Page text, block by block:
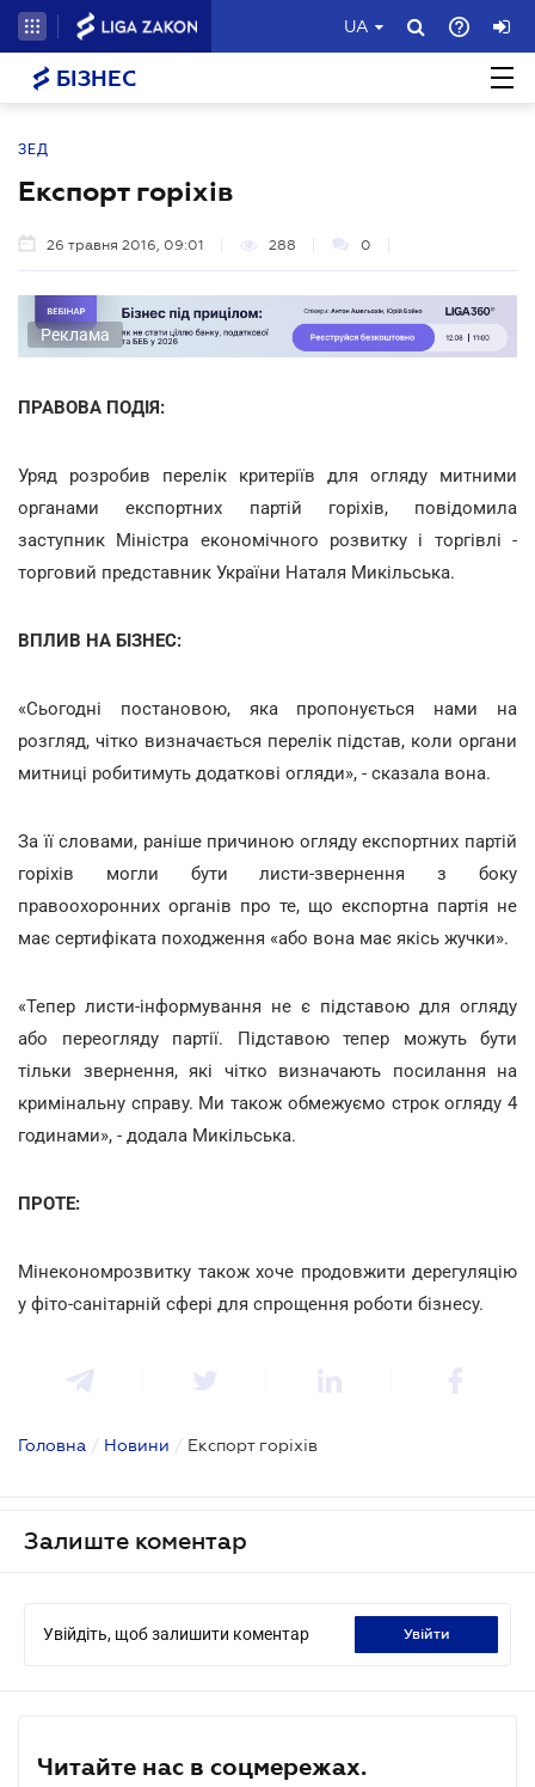
UA
БІЗНЕС
ЗЕД
Експорт горіхів
26 травня 2016, 09:01 288 0
Реклама
ПРАВОВА ПОДІЯ:
Уряд розробив перелік критеріїв для огляду митними
органами експортних партій горіхів, повідомила
заступник Міністра економічного розвитку і торгівлі -
торговий представник України Наталя Микільська.
ВПЛИВ НА БІЗНЕС:
«Сьогодні постановою, яка пропонується нами на
розгляд, чітко визначається перелік підстав, коли органи
митниці робитимуть додаткові огляди», - сказала вона.
За її словами, раніше причиною огляду експортних партій
горіхів могли бути листи-звернення з боку
правоохоронних органів про те, що експортна партія не
має сертифіката походження «або вона має якісь жучки».
«Тепер листи-інформування не є підставою для огляду
або переогляду партії. Підставою тепер можуть бути
тільки звернення, які чітко визначають посилання на
кримінальну справу. Ми також обмежуємо строк огляду 4
годинами», - додала Микільська.
ПРОТЕ:
Мінекономрозвитку також хоче продовжити дерегуляцію
у фіто-санітарній сфері для спрощення роботи бізнесу.
Головна / Новини / Експорт горіхів
Залиште коментар
Увійдіть, щоб залишити коментар увійти
Читайте нас в соцмережах.